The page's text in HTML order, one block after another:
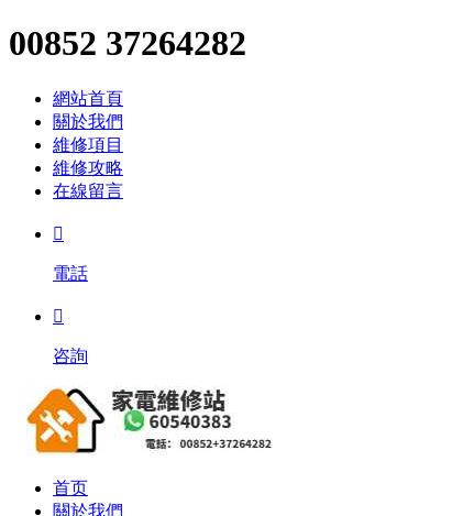
00852 37264282
網站首頁
關於我們
維修項目
維修攻略
在線留言

電話

咨詢
首页
關於我們